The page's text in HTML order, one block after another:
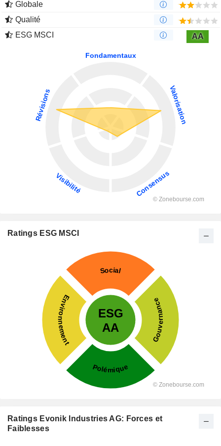
Globale
Qualité
ESG MSCI
AA
Ratings ESG MSCI
Ratings Evonik Industries AG: Forces et
Faiblesses